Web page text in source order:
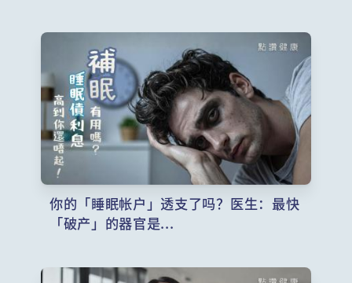
你的「睡眠帐户」透支了吗？医生：最快
「破产」的器官是...